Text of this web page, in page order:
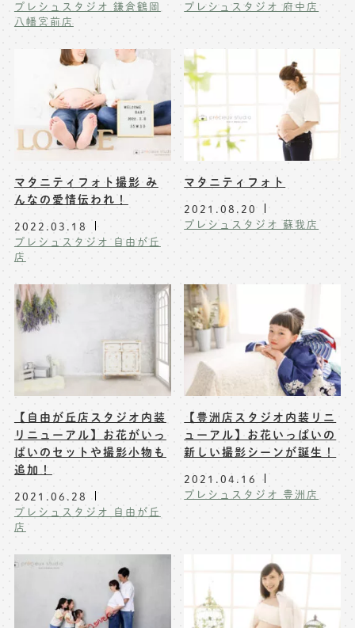
無料会員登録はこちら
プレシュスタジオ 鎌倉鶴岡
八幡宮前店
プレシュスタジオ 府中店
マタニティフォト撮影 み
んなの愛情伝われ！
2022.03.18
プレシュスタジオ 自由が丘
店
マタニティフォト
2021.08.20
プレシュスタジオ 蘇我店
【自由が丘店スタジオ内装
リニューアル】お花がいっ
ぱいのセットや撮影小物も
追加！
2021.06.28
プレシュスタジオ 自由が丘
店
【豊洲店スタジオ内装リニ
ューアル】お花いっぱいの
新しい撮影シーンが誕生！
2021.04.16
プレシュスタジオ 豊洲店